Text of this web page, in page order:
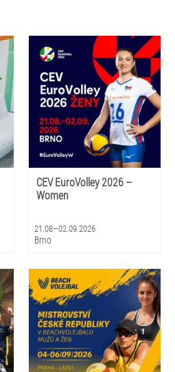
CEV EuroVolley 2026 –
Women
21.08–02.09.2026
Brno